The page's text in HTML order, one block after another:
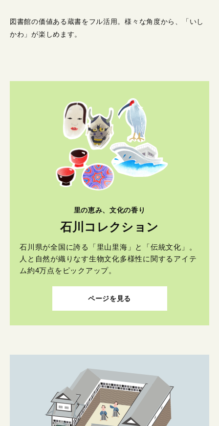
図書館の価値ある蔵書をフル活用。様々な角度から、「いし
かわ」が楽しめます。
里の恵み、文化の香り
石川コレクション
石川県が全国に誇る「里山里海」と「伝統文化」。
人と自然が織りなす生物文化多様性に関するアイテ
ム約4万点をピックアップ。
ページを見る